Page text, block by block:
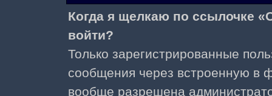
Когда я щелкаю по ссылочке
войти?
Только зарегистрированные
сообщения через встроенную в
вообще разрешена